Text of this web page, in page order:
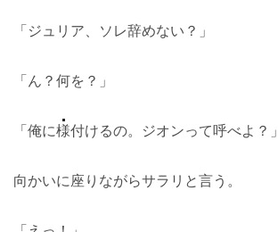
「ジュリア、ソレ辞めない？」
「ん？何を？」
「俺に様付けるの。ジオンって呼べよ？」
向かいに座りながらサラリと言う。